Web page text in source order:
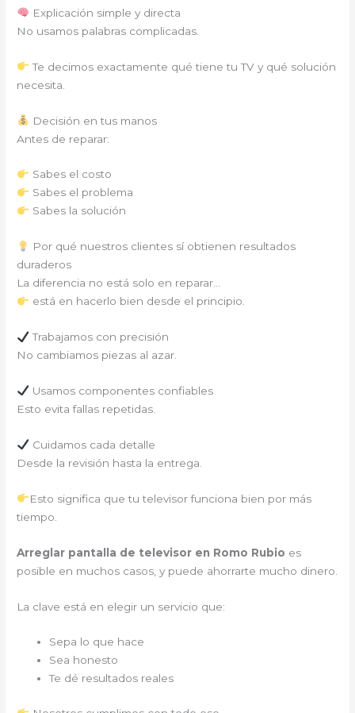
Explicación simple y directa
No usamos palabras complicadas.
Te decimos exactamente qué tiene tu TV y qué solución
necesita.
Decisión en tus manos
Antes de reparar:
Sabes el costo
Sabes el problema
Sabes la solución
Por qué nuestros clientes sí obtienen resultados
duraderos
La diferencia no está solo en reparar…
está en hacerlo bien desde el principio.
Trabajamos con precisión
No cambiamos piezas al azar.
Usamos componentes confiables
Esto evita fallas repetidas.
Cuidamos cada detalle
Desde la revisión hasta la entrega.
Esto significa que tu televisor funciona bien por más
tiempo.
Arreglar pantalla de televisor en Romo Rubio es
posible en muchos casos, y puede ahorrarte mucho dinero.
La clave está en elegir un servicio que:
Sepa lo que hace
Sea honesto
Te dé resultados reales